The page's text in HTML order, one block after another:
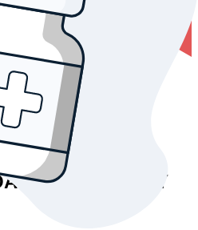
RADIANT BODY